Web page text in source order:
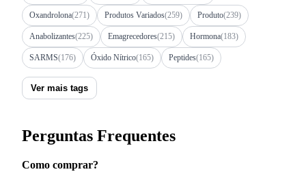
Oxandrolona(271) Produtos Variados(259) Produto(239)
Anabolizantes(225) Emagrecedores(215) Hormona(183)
SARMS(176) Óxido Nítrico(165) Peptides(165)
Ver mais tags
Perguntas Frequentes
Como comprar?